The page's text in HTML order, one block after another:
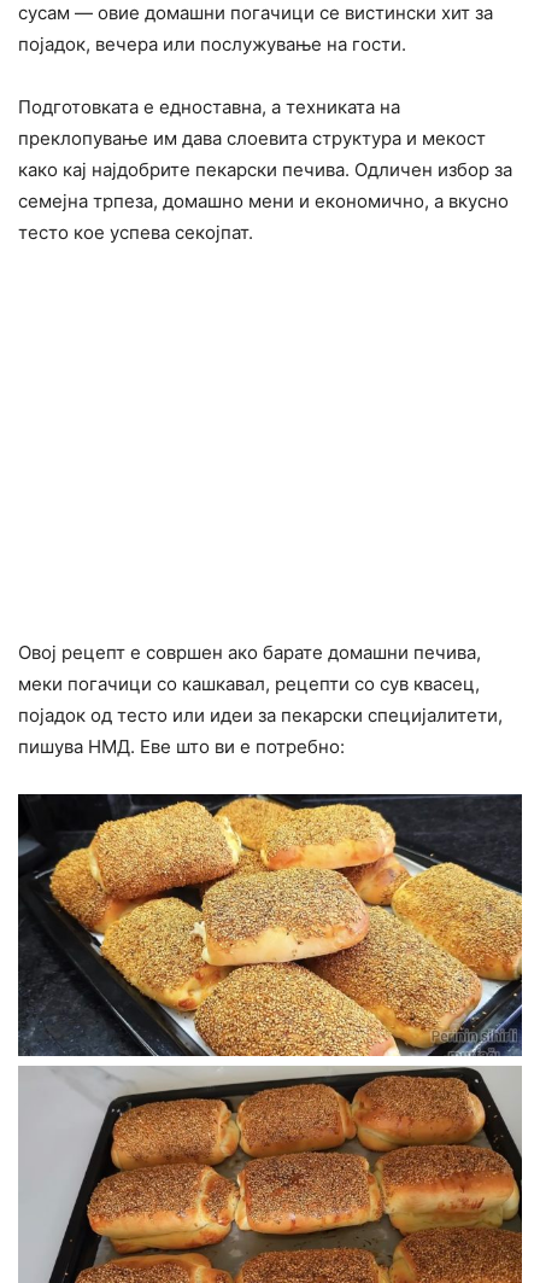
сусам — овие домашни погачици се вистински хит за
појадок, вечера или послужување на гости.
Подготовката е едноставна, а техниката на
преклопување им дава слоевита структура и мекост
како кај најдобрите пекарски печива. Одличен избор за
семејна трпеза, домашно мени и економично, а вкусно
тесто кое успева секојпат.
Овој рецепт е совршен ако барате домашни печива,
меки погачици со кашкавал, рецепти со сув квасец,
појадок од тесто или идеи за пекарски специјалитети,
пишува НМД. Еве што ви е потребно: